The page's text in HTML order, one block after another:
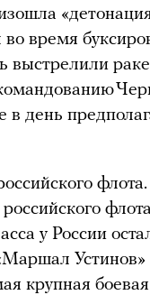
«детонация
время
выстрелили
в день
флота.
у России
Устинов»
крупная боевая